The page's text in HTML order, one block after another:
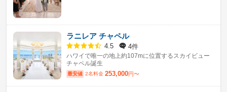
ラニレア チャペル
4.5 4件
ハワイで唯一の地上約107mに位置するスカイビュー
チャペル誕生
最安値 2名料金 253,000円〜